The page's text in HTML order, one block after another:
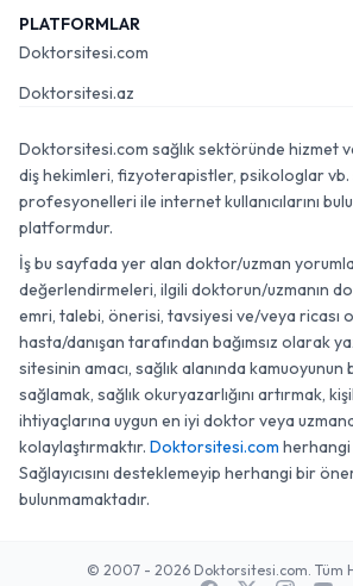
PLATFORMLAR
Doktorsitesi.com
Doktorsitesi.az
Doktorsitesi.com sağlık sektöründe hizmet
diş hekimleri, fizyoterapistler, psikologlar vb.
profesyonelleri ile internet kullanıcılarını
platformdur.
İş bu sayfada yer alan doktor/uzman
değerlendirmeleri, ilgili doktorun/uzmanın
emri, talebi, önerisi, tavsiyesi ve/veya ricası
hasta/danışan tarafından bağımsız olarak
sitesinin amacı, sağlık alanında
sağlamak, sağlık okuryazarlığını artırmak,
ihtiyaçlarına uygun en iyi doktor veya uzmana
kolaylaştırmaktır. Doktorsitesi.com herhangi
Sağlayıcısını desteklemeyip herhangi bir
bulunmamaktadır.
© 2007 - 2026 Doktorsitesi.com. Tüm